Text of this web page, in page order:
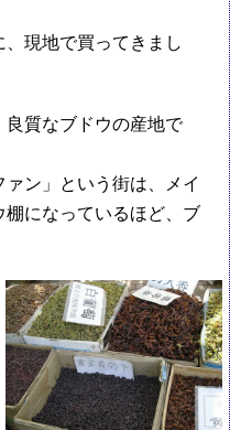
現地で買ってきまし
良質なブドウの産地で
ン」という街は、メイ
棚になっているほど、ブ